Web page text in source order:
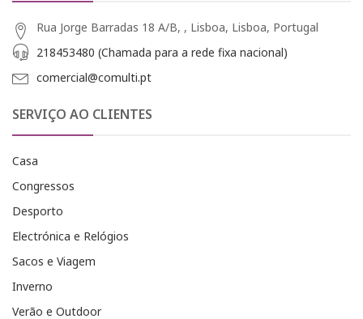
Rua Jorge Barradas 18 A/B, , Lisboa, Lisboa, Portugal
218453480 (Chamada para a rede fixa nacional)
comercial@comulti.pt
SERVIÇO AO CLIENTES
Casa
Congressos
Desporto
Electrónica e Relógios
Sacos e Viagem
Inverno
Verão e Outdoor